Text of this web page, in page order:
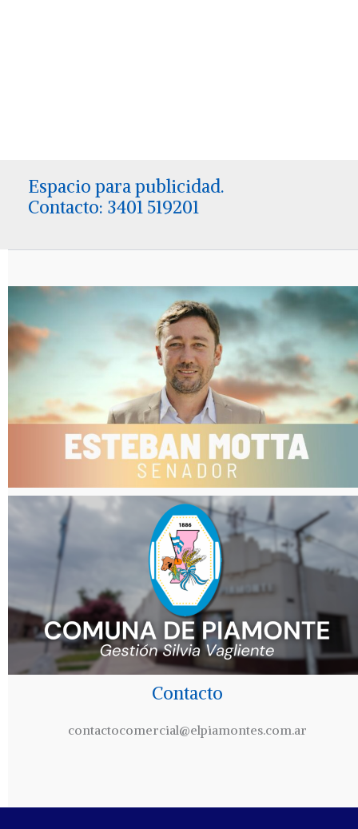
Espacio para publicidad.
Contacto: 3401 519201
Contacto
contactocomercial@elpiamontes.com.ar